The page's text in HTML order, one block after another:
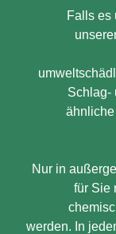
Falls es
Schlag-
ähnliche
Nur in
für Sie
werden. In